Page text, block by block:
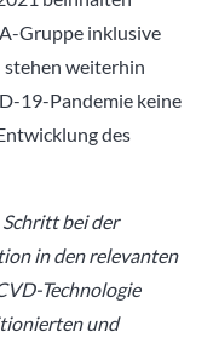
Gruppe inklusive
weiterhin
19-Pandemie keine
des
bei der
in den relevanten
Technologie
und